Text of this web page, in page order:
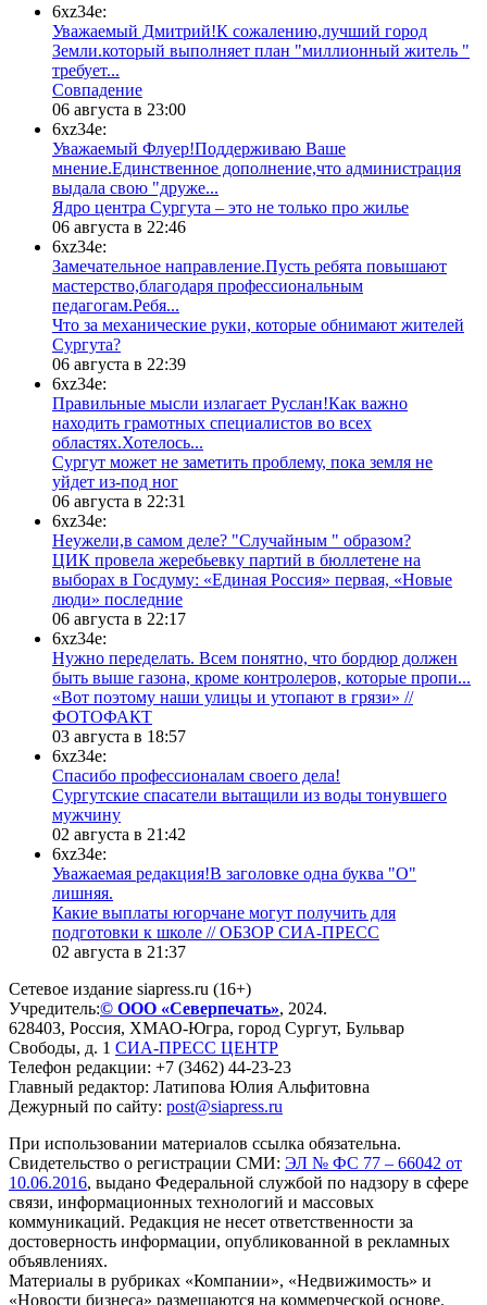
6xz34e:
Уважаемый Дмитрий!К сожалению,лучший город
Земли.который выполняет план "миллионный житель "
требует...
​Совпадение
06 августа в 23:00
6xz34e:
Уважаемый Флуер!Поддерживаю Ваше
мнение.Единственное дополнение,что администрация
выдала свою "друже...
​Ядро центра Сургута ‒ это не только про жилье
06 августа в 22:46
6xz34e:
Замечательное направление.Пусть ребята повышают
мастерство,благодаря профессиональным
педагогам.Ребя...
​Что за механические руки, которые обнимают жителей
Сургута?
06 августа в 22:39
6xz34e:
Правильные мысли излагает Руслан!Как важно
находить грамотных специалистов во всех
областях.Хотелось...
Сургут может не заметить проблему, пока земля не
уйдет из-под ног
06 августа в 22:31
6xz34e:
Неужели,в самом деле? "Случайным " образом?
ЦИК провела жеребьевку партий в бюллетене на
выборах в Госдуму: «Единая Россия» первая, «Новые
люди» последние
06 августа в 22:17
6xz34e:
Нужно переделать. Всем понятно, что бордюр должен
быть выше газона, кроме контролеров, которые пропи...
«Вот поэтому наши улицы и утопают в грязи» //
ФОТОФАКТ
03 августа в 18:57
6xz34e:
Спасибо профессионалам своего дела!
Сургутские спасатели вытащили из воды тонувшего
мужчину
02 августа в 21:42
6xz34e:
Уважаемая редакция!В заголовке одна буква "О"
лишняя.
Какие выплаты югорчане могут получить для
подготовки к школе // ОБЗОР СИА-ПРЕСС
02 августа в 21:37
Сетевое издание siapress.ru (16+)
Учредитель:© ООО «Северпечать», 2024.
628403, Россия, ХМАО-Югра, город Сургут, Бульвар
Свободы, д. 1 СИА-ПРЕСС ЦЕНТР
Телефон редакции: +7 (3462) 44-23-23
Главный редактор: Латипова Юлия Альфитовна
Дежурный по сайту: post@siapress.ru
При использовании материалов ссылка обязательна.
Свидетельство о регистрации СМИ: ЭЛ № ФС 77 – 66042 от
10.06.2016, выдано Федеральной службой по надзору в сфере
связи, информационных технологий и массовых
коммуникаций. Редакция не несет ответственности за
достоверность информации, опубликованной в рекламных
объявлениях.
Материалы в рубриках «Компании», «Недвижимость» и
«Новости бизнеса» размещаются на коммерческой основе.